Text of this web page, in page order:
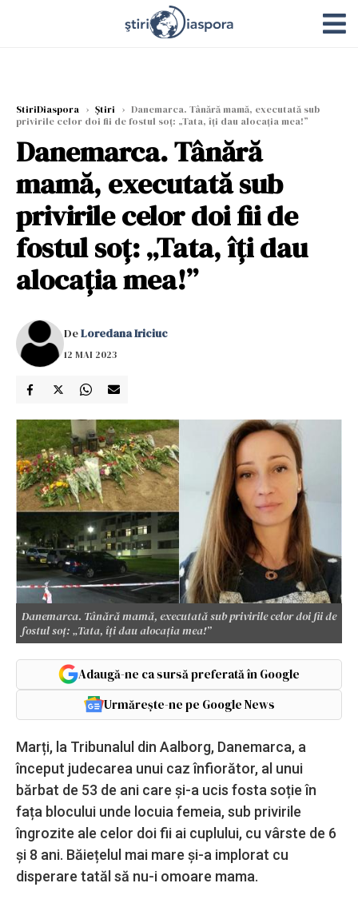
StiriDiaspora › Știri › Danemarca. Tânără mamă, executată sub
privirile celor doi fii de fostul soț: „Tata, îți dau alocația mea!”
Danemarca. Tânără
mamă, executată sub
privirile celor doi fii de
fostul soț: „Tata, îți dau
alocația mea!”
DeLoredana Iriciuc
12 MAI 2023
Danemarca. Tânără mamă, executată sub privirile celor doi fii de
fostul soț: „Tata, îți dau alocația mea!”
Adaugă-ne ca sursă preferată în Google
Urmărește-ne pe Google News
Marți, la Tribunalul din Aalborg, Danemarca, a
început judecarea unui caz înfiorător, al unui
bărbat de 53 de ani care și-a ucis fosta soție în
fața blocului unde locuia femeia, sub privirile
îngrozite ale celor doi fii ai cuplului, cu vârste de 6
și 8 ani. Băiețelul mai mare și-a implorat cu
disperare tatăl să nu-i omoare mama.